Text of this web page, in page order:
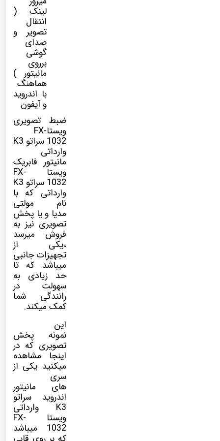
لینک (
انتقال
تصویر و
صدای
گوشی
برروی
مانیتور )
هماهنگ
با اندروید
و آیفون
ضبط تصویری
ویستاFX-
1032 سراتو K3
وارداتی
مانیتور فابریک
ویستا FX-
1032 سراتو K3
وارداتی که با
نام مولتی
مدیا و یا پخش
تصویری نیز به
فروش میرسد
،یکی از
تجهیزات جانبی
میباشد که تا
حد زیادی به
سهولت در
رانندگی شما
کمک میکند.
این
نمونه پخش
تصویری که در
اینجا مشاهده
میکنید یکی از
سری
های مانیتور
اندروید سراتو
K3 وارداتی
ویستا FX-
1032 میباشد